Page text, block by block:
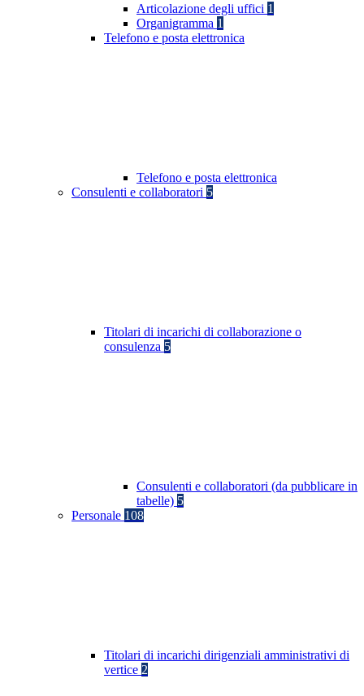
Articolazione degli uffici 1
Organigramma 1
Telefono e posta elettronica
Telefono e posta elettronica
Consulenti e collaboratori 5
Titolari di incarichi di collaborazione o
consulenza 5
Consulenti e collaboratori (da pubblicare in
tabelle) 5
Personale 108
Titolari di incarichi dirigenziali amministrativi di
vertice 2